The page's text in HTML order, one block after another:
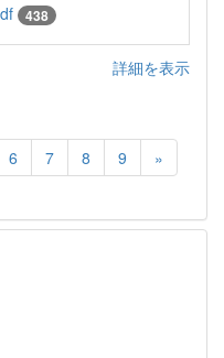
438
詳細を表示
6 7 8 9 »